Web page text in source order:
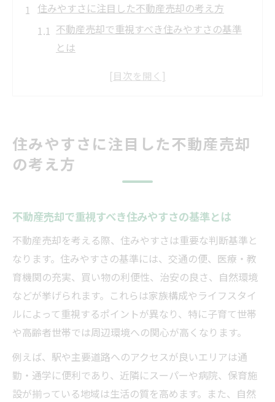
住みやすさに注目した不動産売却の考え方
不動産売却で重視すべき住みやすさの基準
とは
不動産売却時に知っておきたい地域改革の
住み替え先選びと不動産売却の最適な判断
軸
不動産売却前に確認したい子育て支援の充
改革進む地域での不動産売却成功術
地域改革が不動産売却に及ぼす重要なポイ
ント
自治体施策を活用した不動産売却の進め方
不動産売却で押さえたい伊那市の改革動向
東御市の取り組みから見る売却成功への道
子育て世代が選ぶ伊那市東御市の特徴
子育て世代が考える不動産売却と支援環境
住みやすさに注目した不動産売却
の考え方
不動産売却で重視すべき住みやすさの基準とは
不動産売却を考える際、住みやすさは重要な判断基準と
なります。住みやすさの基準には、交通の便、医療・教
育機関の充実、買い物の利便性、治安の良さ、自然環境
などが挙げられます。これらは家族構成やライフスタイ
ルによって重視するポイントが異なり、特に子育て世帯
や高齢者世帯では周辺環境への関心が高くなります。
例えば、駅や主要道路へのアクセスが良いエリアは通
勤・通学に便利であり、近隣にスーパーや病院、保育施
設が揃っている地域は生活の質を高めます。また、自然